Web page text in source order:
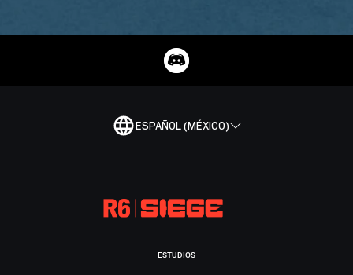
ESPAÑOL (MÉXICO)
ESTUDIOS